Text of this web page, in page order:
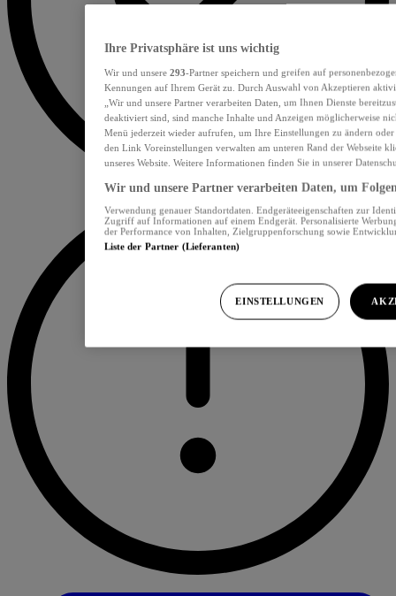
Ihre Privatsphäre ist uns wichtig
Wir und unsere 293-Partner speichern und greifen auf
Kennungen auf Ihrem Gerät zu. Durch Auswahl von Akzeptieren
„Wir und unsere Partner verarbeiten Daten, um Ihnen Dienste
deaktiviert sind, sind manche Inhalte und Anzeigen möglicherweise
Menü jederzeit wieder aufrufen, um Ihre Einstellungen zu ändern
den Link Voreinstellungen verwalten am unteren Rand der Webseite
unseres Website. Weitere Informationen finden Sie in unserer
Wir und unsere Partner verarbeiten Daten, um
Verwendung genauer Standortdaten. Endgeräteeigenschaften zur
Zugriff auf Informationen auf einem Endgerät. Personalisierte
der Performance von Inhalten, Zielgruppenforschung sowie
Liste der Partner (Lieferanten)
EINSTELLUNGEN